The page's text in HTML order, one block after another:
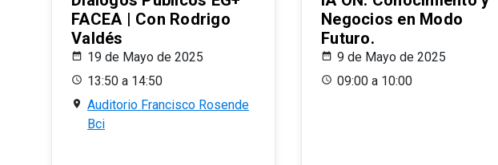
FACEA | Con Rodrigo
Valdés
19 de Mayo de 2025
13:50 a 14:50
Auditorio Francisco Rosende
Bci
Negocios en Modo
Futuro.
9 de Mayo de 2025
09:00 a 10:00